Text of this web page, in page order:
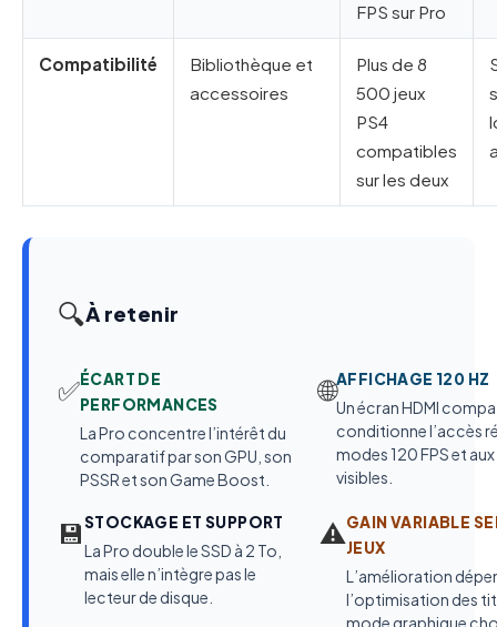
FPS sur Pro
Compatibilité
Bibliothèque et
accessoires
Plus de 8
500 jeux
PS4
compatibles
sur les deux
🔍À retenir
✅ÉCART DE
PERFORMANCES
La Pro concentre l’intérêt du
comparatif par son GPU, son
PSSR et son Game Boost.
🌐AFFICHAGE 120 HZ
Un écran HDMI
conditionne l’accès
modes 120 FPS et
visibles.
💾STOCKAGE ET SUPPORT
La Pro double le SSD à 2 To,
mais elle n’intègre pas le
lecteur de disque.
⚠️GAIN VARIABLE
JEUX
L’amélioration
l’optimisation des
mode graphique